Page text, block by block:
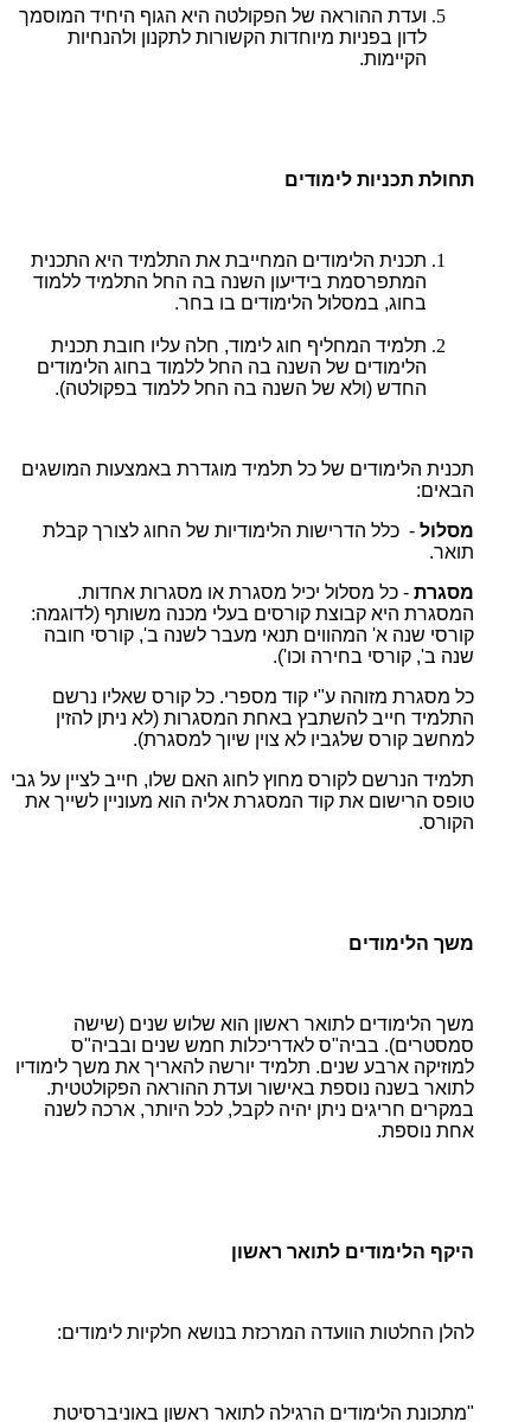
ועדת ההוראה של הפקולטה היא הגוף היחיד המוסמך
לדון בפניות מיוחדות הקשורות לתקנון ולהנחיות
הקיימות.
תחולת תכניות לימודים
תכנית הלימודים המחייבת את התלמיד היא התכנית
המתפרסמת בידיעון השנה בה החל התלמיד ללמוד
בחוג, במסלול הלימודים בו בחר.
תלמיד המחליף חוג לימוד, חלה עליו חובת תכנית
הלימודים של השנה בה החל ללמוד בחוג הלימודים
החדש (ולא של השנה בה החל ללמוד בפקולטה).
תכנית הלימודים של כל תלמיד מוגדרת באמצעות המושגים
הבאים:
מסלול - כלל הדרישות הלימודיות של החוג לצורך קבלת
תואר.
מסגרת - כל מסלול יכיל מסגרת או מסגרות אחדות.
המסגרת היא קבוצת קורסים בעלי מכנה משותף (לדוגמה:
קורסי שנה א' המהווים תנאי מעבר לשנה ב', קורסי חובה
שנה ב', קורסי בחירה וכו').
כל מסגרת מזוהה ע"י קוד מספרי. כל קורס שאליו נרשם
התלמיד חייב להשתבץ באחת המסגרות (לא ניתן להזין
למחשב קורס שלגביו לא צוין שיוך למסגרת).
תלמיד הנרשם לקורס מחוץ לחוג האם שלו, חייב לציין על גבי
טופס הרישום את קוד המסגרת אליה הוא מעוניין לשייך את
הקורס.
משך הלימודים
משך הלימודים לתואר ראשון הוא שלוש שנים (שישה
סמסטרים). בביה"ס לאדריכלות חמש שנים ובביה"ס
למוזיקה ארבע שנים. תלמיד יורשה להאריך את משך לימודיו
לתואר בשנה נוספת באישור ועדת ההוראה הפקולטטית.
במקרים חריגים ניתן יהיה לקבל, לכל היותר, ארכה לשנה
אחת נוספת.
היקף הלימודים לתואר ראשון
להלן החלטות הוועדה המרכזת בנושא חלקיות לימודים:
"מתכונת הלימודים הרגילה לתואר ראשון באוניברסיטת